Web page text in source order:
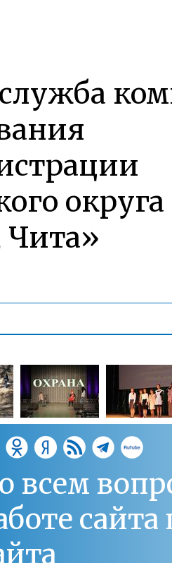
округа
Чита»
всем